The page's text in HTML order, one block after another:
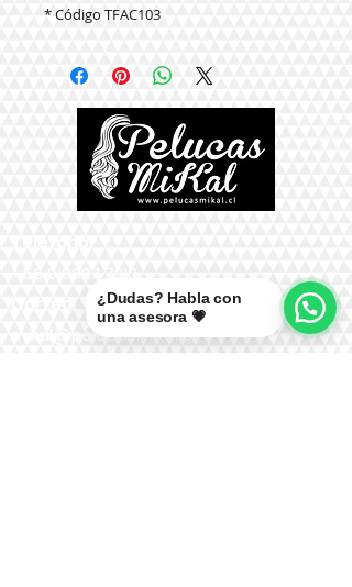
* Código TFAC103
mikal@pelucasmikal.cl
¿Dudas? Habla con
una asesora 💗